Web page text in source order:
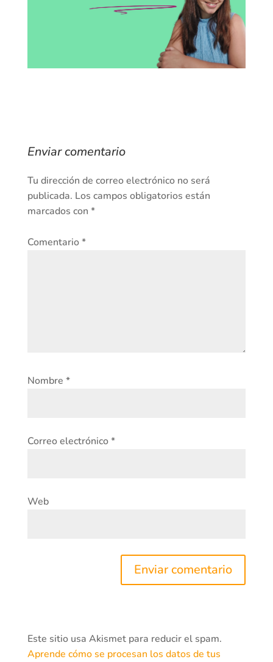
Enviar comentario
Tu dirección de correo electrónico no será
publicada. Los campos obligatorios están
marcados con *
Comentario*
Nombre *
Correo electrónico*
Web
Este sitio usa Akismet para reducir el spam.
Aprende cómo se procesan los datos de tus